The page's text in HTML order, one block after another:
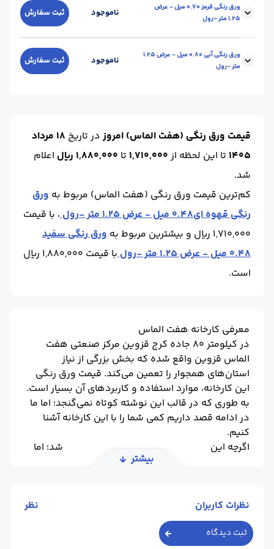
ابعاد :عرض 1.25
کارخانه - قزوین
رول
هفت الماس
ورق رنگی قرمز 0.70 میل - عرض
1.25 متر -رول
ناموجود ثبت سفارش
ابعاد :عرض 1.25
کارخانه - قزوین
حالت : رول
ورق رنگی آبی 0.80 میل - عرض 1.25
متر -رول
ناموجود ثبت سفارش
برند : هفت الماس
قیمت ورق رنگی (هفت الماس) امروزدر تاریخ
18 مرداد
1405 تا این لحظه از1,710,000 تا 1,880,000 ریال
اعلام
شد.
کم‌ترین قیمت ورق رنگی (هفت الماس) مربوط به ورق
رنگی قهوه ای0.48 میل - عرض 1.25 متر -رول
، با قیمت
1,710,000 ریال و بیشترین مربوط به
ورق رنگی سفید
0.48 میل - عرض 1.25 متر -رول
با قیمت 1,880,000 ریال
است.
معرفی کارخانه هفت الماس
در کیلومتر ۸۰ جاده کرج قزوین مرکز صنعتی هفت
الماس قزوین واقع شده که بخش بزرگی از نیاز
استان‌های همجوار را تعمین می‌کند. قیمت ورق رنگی
این کارخانه، موارد استفاده و کاربردهای آن بسیار است.
به طوری که در قالب این نوشته کوتاه نمی‌گنجد؛ اما ما
در ادامه قصد داریم کمی شما را با این کارخانه آشنا
کنیم.
اگرچه این واحد تولیدی در سال ۱۳۷۵ تاسیس شد؛ اما
شروع به کار آن در سال ۱۳۸۲ نزدیک به یک دهه زمان
دریافت نشان ملی استاندارد و گواهی کیفیت ورق‌های
مجموعه است. همچنین این واحد تولیدی قصد دارد طی
بیشتر
نظرات کاربران نظر
ثبت دیدگاه